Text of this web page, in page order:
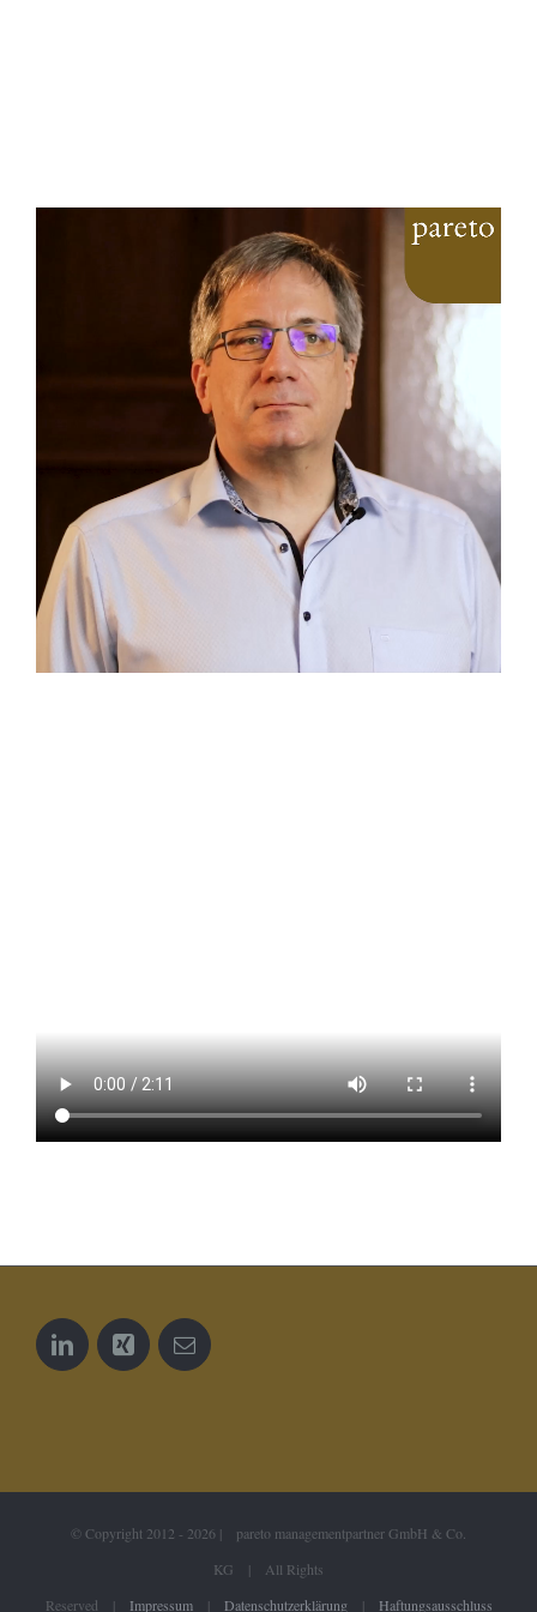
© Copyright 2012 - 2026 | pareto managementpartner GmbH & Co.
KG | All Rights
Reserved | Impressum| Datenschutzerklärung| Haftungsausschluss